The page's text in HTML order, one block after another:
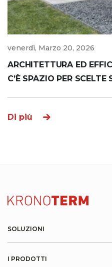
venerdì, Marzo 20, 2026
ARCHITETTURA ED
C’È SPAZIO PER SCELTE
Di più
SOLUZIONI
I PRODOTTI